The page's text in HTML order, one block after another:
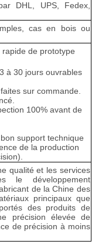
DHL, UPS, Fedex,
cas en bois ou
de prototype
à 30 jours ouvrables
sur commande.
100% avant de
support technique
de la production
qualité et les services
le développement
de la Chine des
principaux que
des produits de
précision élevée de
de précision à moins